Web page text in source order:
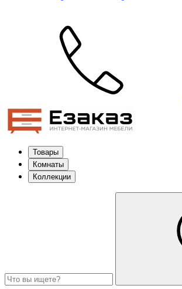
Товары
Комнаты
Коллекции